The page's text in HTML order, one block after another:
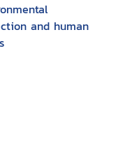
and human